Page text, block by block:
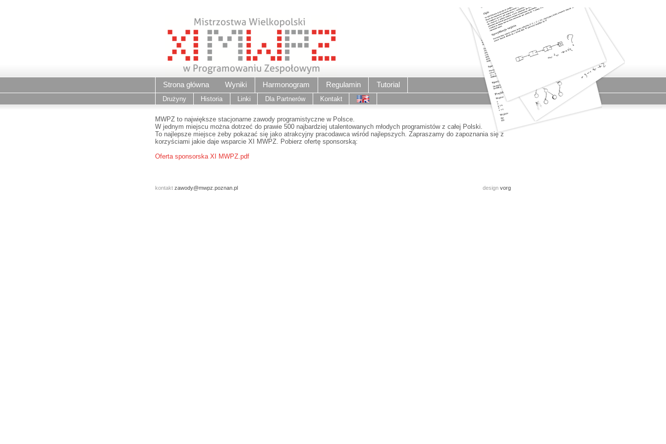
Strona główna Wyniki Harmonogram Regulamin Tutorial
Drużyny Historia Linki Dla Partnerów Kontakt
MWPZ to największe stacjonarne zawody programistyczne w Polsce.
W jednym miejscu można dotrzeć do prawie 500 najbardziej utalentowanych młodych programistów z całej Polski.
To najlepsze miejsce żeby pokazać się jako atrakcyjny pracodawca wśród najlepszych. Zapraszamy do zapoznania się z
korzyściami jakie daje wsparcie XI MWPZ. Pobierz ofertę sponsorską:
Oferta sponsorska XI MWPZ.pdf
kontaktzawody@mwpz.poznan.pl design vorg